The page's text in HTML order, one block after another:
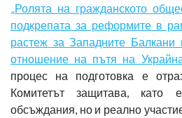
„Ролята на гражданското
подкрепата за реформите в
растеж за Западните
отношение на пътя на
процес на подготовка е
Комитетът защитава,
обсъждания, но и реално